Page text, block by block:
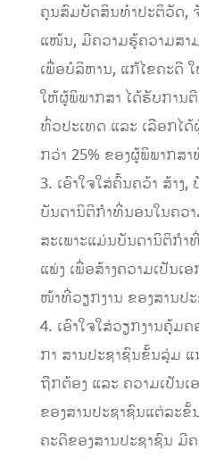
ຄຸນສົມບັດສິນທຳປະຕິວັດ,
ແໜ້ນ, ມີຄວາມຮູ້ຄວາມສາມ
ເພື່ອບໍລິຫານ, ແກ້ໄຂຄະດີ
ໃຫ້ຜູ້ພິພາກສາ ໄດ້ຮັບການ
ທົ່ວປະເທດ ແລະ ເລືອກໄດ້
ກວ່າ 25% ຂອງຜູ້ພິພາກສ
3. ເອົາໃຈໃສ່ຄົ້ນຄວ້າ ສ້າງ
ບັນດານິຕິກໍາທີ່ນອນໃນຄວ
ສະເພາະແມ່ນບັນດານິຕິກໍ
ແພ່ງ ເພື່ອສ້າງຄວາມເປັນເ
ໜ້າທີ່ວຽກງານ ຂອງສານປ
4. ເອົາໃຈໃສ່ວຽກງານຄຸ້ມ
ກາ ສານປະຊາຊົນຂັ້ນລຸ່ມ
ຖືກຕ້ອງ ແລະ ຄວາມເປັນເ
ຂອງສານປະຊາຊົນແຕ່ລະ
ຄະດີຂອງສານປະຊາຊົນ ມີ